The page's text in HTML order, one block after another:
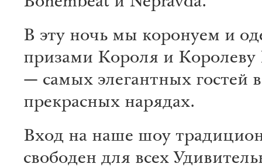
В эту ночь мы коронуем и
призами Короля и Королеву
— самых элегантных гостей
прекрасных нарядах.
Вход на наше шоу
свободен для всех